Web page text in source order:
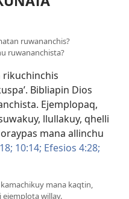
ruwananchis?
ruwananchista?
rikuchinchis
Bibliapin Dios
Ejemplopaq,
llullakuy, qhelli
mana allinchu
10:14; Efesios 4:28;
mana kaqtin,
ejemplota willay.